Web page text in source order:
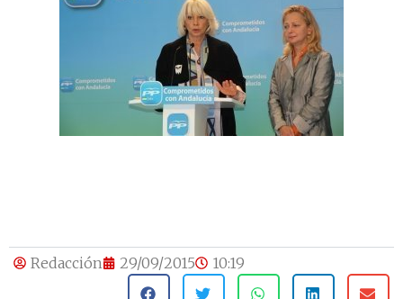
Redacción 29/09/2015 10:19